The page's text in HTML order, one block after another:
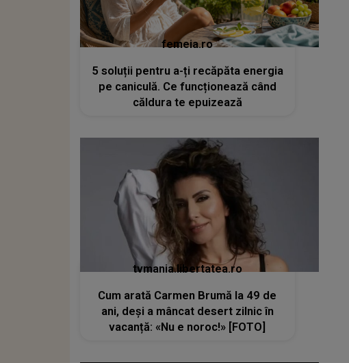
femeia.ro
5 soluții pentru a-ți recăpăta energia
pe caniculă. Ce funcționează când
căldura te epuizează
tvmania.libertatea.ro
Cum arată Carmen Brumă la 49 de
ani, deși a mâncat desert zilnic în
vacanță: «Nu e noroc!» [FOTO]